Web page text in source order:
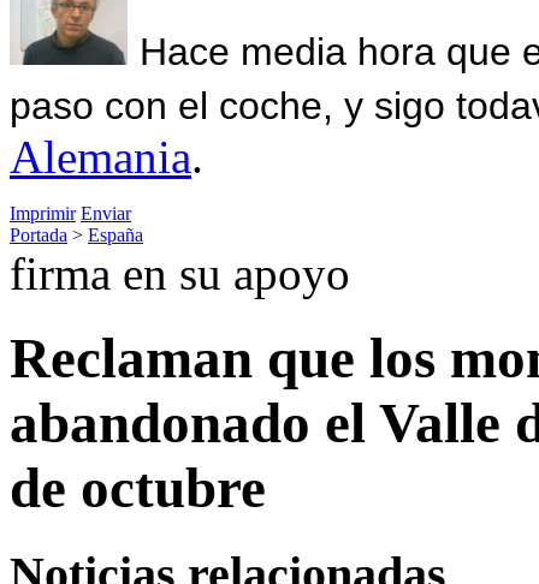
Hace media hora que
paso con el coche, y sigo
Alemania.
Imprimir Enviar
Portada > España
firma en su apoyo
Reclaman que los
abandonado el Valle
de octubre